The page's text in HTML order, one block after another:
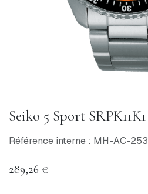
Seiko 5 Sport SRPK11K1
Référence interne : MH-AC-253
289,26 €